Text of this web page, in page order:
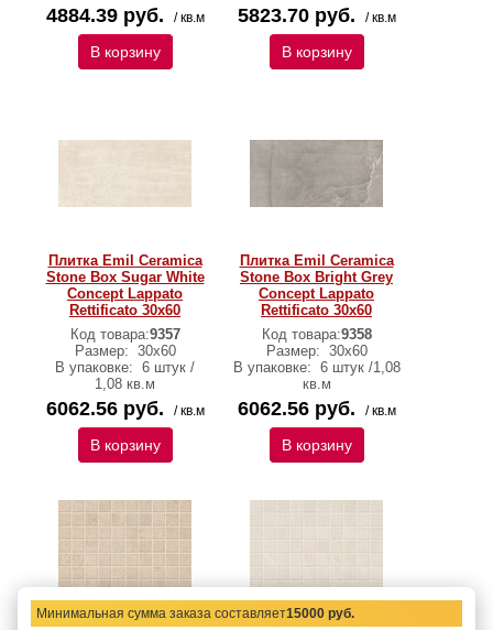
4884.39 руб. / кв.м
В корзину
5823.70 руб. / кв.м
В корзину
Плитка Emil Ceramica
Stone Box Sugar White
Concept Lappato
Rettificato 30х60
Код товара:9357
Размер: 30х60
В упаковке: 6 штук /
1,08 кв.м
6062.56 руб. / кв.м
В корзину
Плитка Emil Ceramica
Stone Box Bright Grey
Concept Lappato
Rettificato 30х60
Код товара:9358
Размер: 30х60
В упаковке: 6 штук /1,08
кв.м
6062.56 руб. / кв.м
В корзину
Минимальная сумма заказа составляет15000 руб.